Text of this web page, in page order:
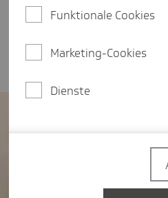
Auf der Nationalen
Gesundheitswirtschaft
aktuelle
Funktionale Cookies
Marketing-Cookies
Dienste